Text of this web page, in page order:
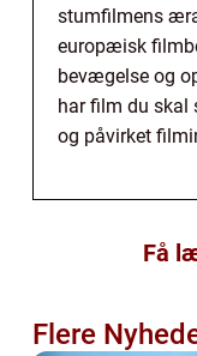
stumfilmens
europæisk
bevægelse og
har film du skal
og påvirket
Få
Flere